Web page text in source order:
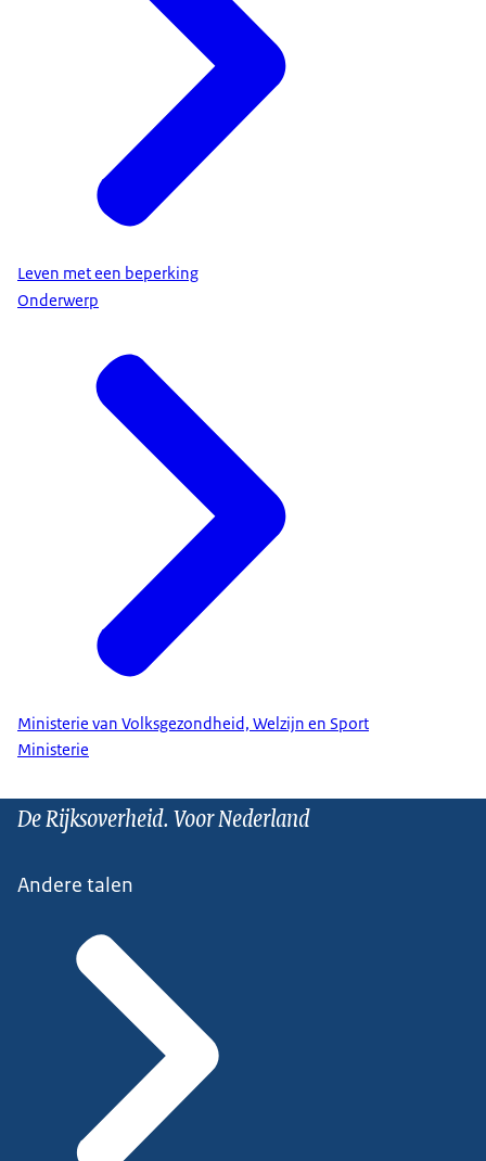
Leven met een beperking
Onderwerp
Ministerie van Volksgezondheid, Welzijn en Sport
Ministerie
De Rijksoverheid. Voor Nederland
Andere talen